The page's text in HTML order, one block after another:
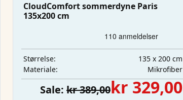
CloudComfort sommerdyne Paris
135x200 cm
Størrelse:
135 x 200 cm
Materiale:
Mikrofiber
Sale: kr 389,00kr 329,00